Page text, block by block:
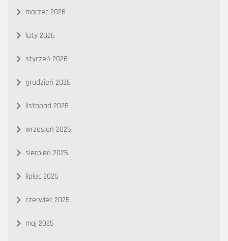
marzec 2026
luty 2026
styczeń 2026
grudzień 2025
listopad 2025
wrzesień 2025
sierpień 2025
lipiec 2025
czerwiec 2025
maj 2025